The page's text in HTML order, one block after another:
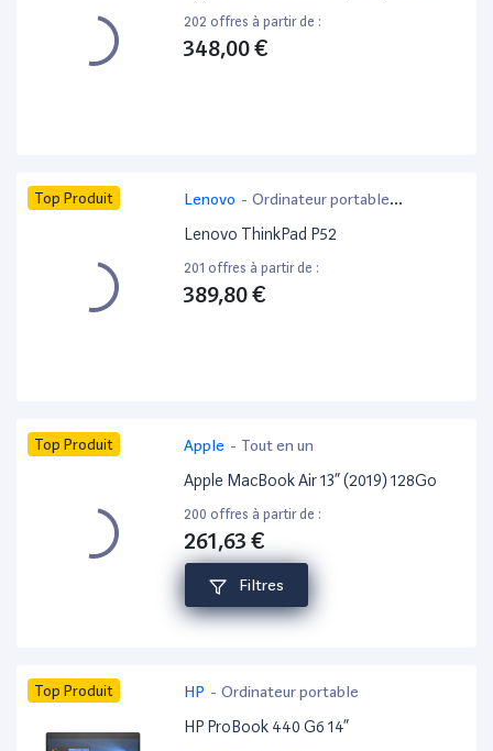
Filtres
202 offres à partir de :
348,00 €
Top Produit Lenovo - Ordinateur portable
bureautique
Lenovo ThinkPad P52
201 offres à partir de :
389,80 €
Top Produit Apple - Tout en un
Apple MacBook Air 13” (2019) 128Go
200 offres à partir de :
261,63 €
Top Produit HP - Ordinateur portable
HP ProBook 440 G6 14”